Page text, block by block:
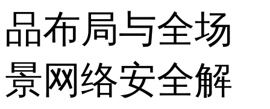
品布局与全场
景网络安全解